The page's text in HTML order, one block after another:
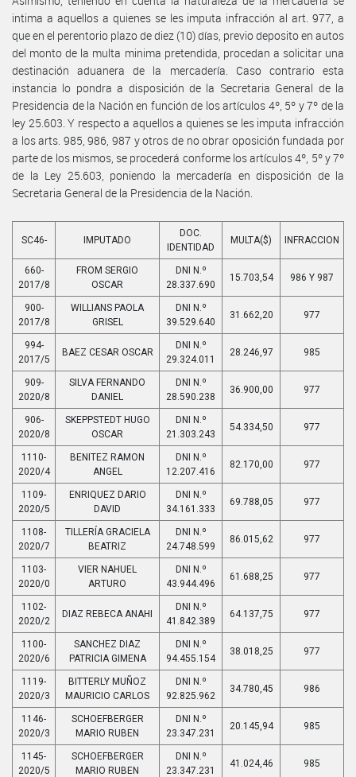
intima a aquellos a quienes se les imputa infracción al art. 977, a
que en el perentorio plazo de diez (10) días, previo deposito en autos
del monto de la multa minima pretendida, procedan a solicitar una
destinación aduanera de la mercadería. Caso contrario esta
instancia lo pondra a disposición de la Secretaria General de la
Presidencia de la Nación en función de los artículos 4º, 5º y 7º de la
ley 25.603. Y respecto a aquellos a quienes se les imputa infracción
a los arts. 985, 986, 987 y otros de no obrar oposición fundada por
parte de los mismos, se procederá conforme los artículos 4º, 5º y 7º
de la Ley 25.603, poniendo la mercadería en disposición de la
Secretaria General de la Presidencia de la Nación.
SC46- IMPUTADO
DOC.
IDENTIDAD
MULTA($) INFRACCION
660-
2017/8
FROM SERGIO
OSCAR
DNI N.º
28.337.690
15.703,54 986 Y 987
900-
2017/8
WILLIANS PAOLA
GRISEL
DNI N.º
39.529.640
31.662,20 977
994-
2017/5
BAEZ CESAR OSCAR
DNI N.º
29.324.011
28.246,97 985
909-
2020/8
SILVA FERNANDO
DANIEL
DNI N.º
28.590.238
36.900,00 977
906-
2020/8
SKEPPSTEDT HUGO
OSCAR
DNI N.º
21.303.243
54.334,50 977
1110-
2020/4
BENITEZ RAMON
ANGEL
DNI N.º
12.207.416
82.170,00 977
1109-
2020/5
ENRIQUEZ DARIO
DAVID
DNI N.º
34.161.333
69.788,05 977
1108-
2020/7
TILLERÍA GRACIELA
BEATRIZ
DNI N.º
24.748.599
86.015,62 977
1103-
2020/0
VIER NAHUEL
ARTURO
DNI N.º
43.944.496
61.688,25 977
1102-
2020/2
DIAZ REBECA ANAHI
DNI N.º
41.842.389
64.137,75 977
1100-
2020/6
SANCHEZ DIAZ
PATRICIA GIMENA
DNI N.º
94.455.154
38.018,25 977
1119-
2020/3
BITTERLY MUÑOZ
MAURICIO CARLOS
DNI N.º
92.825.962
34.780,45 986
1146-
2020/3
SCHOEFBERGER
MARIO RUBEN
DNI N.º
23.347.231
20.145,94 985
1145-
2020/5
SCHOEFBERGER
MARIO RUBEN
DNI N.º
23.347.231
41.024,46 985